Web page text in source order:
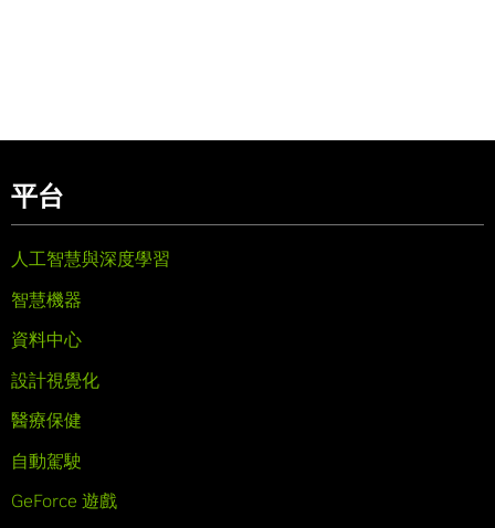
平台
人工智慧與深度學習
智慧機器
資料中心
設計視覺化
醫療保健
自動駕駛
GeForce 遊戲